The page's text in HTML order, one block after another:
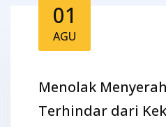
01
AGU
Menolak
Terhindar dari